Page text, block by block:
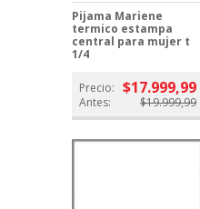
Pijama Mariene
termico estampa
central para mujer t
1/4
Precio: $17.999,99
Antes: $19.999,99